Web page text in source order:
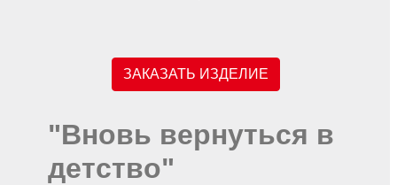
ЗАКАЗАТЬ ИЗДЕЛИЕ
"Вновь вернуться в
детство"